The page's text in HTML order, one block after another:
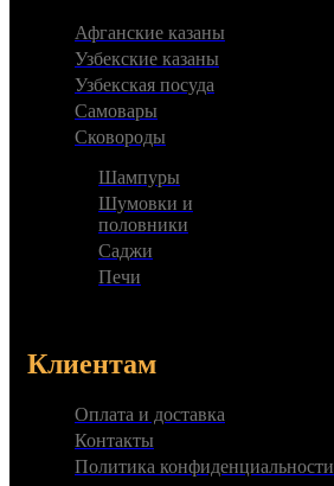
Афганские казаны
Узбекские казаны
Узбекская посуда
Самовары
Сковороды
Шампуры
Шумовки и
половники
Саджи
Печи
Клиентам
Оплата и доставка
Контакты
Политика конфиденциальности